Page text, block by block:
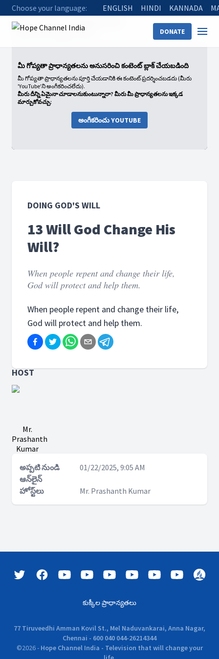
Choose your language: ENGLISH HINDI KANNADA
DONATE
Home
13 Will God Change His Will?
మీ గోప్యతా ప్రాధాన్యతలను అనుసరించి కంటెంట్ బ్లాక్ చేయబడింది
మీ గోప్యతా ప్రాధాన్యతలను పూర్తి చేయడానికి ఈ కంటెంట్ ప్రదర్శించబడదు (మీరు
'YouTube'ని అంగీకరించలేదు).
మీరు దీన్ని ఏమైనా చూడాలనుకుంటున్నారా? మీరు మీ ప్రాధాన్యతలను ఇక్కడ
మార్చుకోవచ్చు:
అంగీకరించు YOUTUBE
DOING GOD'S WILL
13 Will God Change His
Will?
When people repent and change their life,
God will protect and help them.
When people repent and change their life,
God will protect and help them.
HOST
Mr.
Prashanth
Kumar
అప్పటి నుండి
ఆన్‌లైన్
01/22/2025, 9:05 AM
హోస్ట్‌లు Mr. Prashanth Kumar
కుక్కీల ప్రాధాన్యతలు
77 Tiruveedhi Amman Kovil St., Mel Naduvankarai, Anna Nagar,
Chennai - 600 040 044-26214344
©2026- Hope Channel India - Television that will change your